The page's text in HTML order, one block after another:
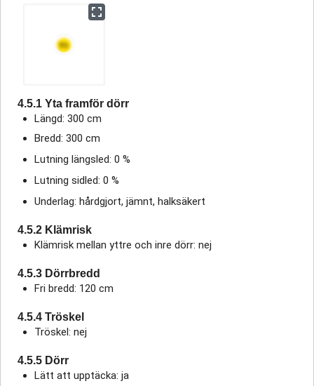
4.5.1 Yta framför dörr
Längd: 300 cm
Bredd: 300 cm
Lutning längsled: 0 %
Lutning sidled: 0 %
Underlag: hårdgjort, jämnt, halksäkert
4.5.2 Klämrisk
Klämrisk mellan yttre och inre dörr: nej
4.5.3 Dörrbredd
Fri bredd: 120 cm
4.5.4 Tröskel
Tröskel: nej
4.5.5 Dörr
Lätt att upptäcka: ja